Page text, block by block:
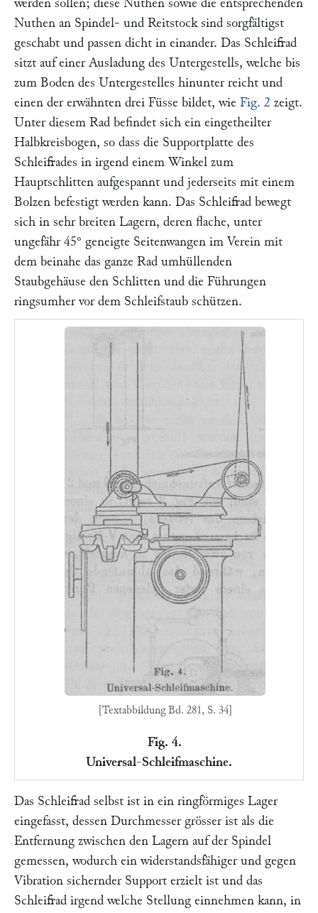
werden sollen; diese Nuthen sowie die entsprechenden
Nuthen an Spindel- und Reitstock sind sorgfältigst
geschabt und passen dicht in einander. Das Schleifrad
sitzt auf einer Ausladung des Untergestells, welche bis
zum Boden des Untergestelles hinunter reicht und
einen der erwähnten drei Füsse bildet, wie Fig. 2 zeigt.
Unter diesem Rad befindet sich ein eingetheilter
Halbkreisbogen, so dass die Supportplatte des
Schleifrades in irgend einem Winkel zum
Hauptschlitten aufgespannt und jederseits mit einem
Bolzen befestigt werden kann. Das Schleifrad bewegt
sich in sehr breiten Lagern, deren flache, unter
ungefähr 45° geneigte Seitenwangen im Verein mit
dem beinahe das ganze Rad umhüllenden
Staubgehäuse den Schlitten und die Führungen
ringsumher vor dem Schleifstaub schützen.
[Textabbildung Bd. 281, S. 34]
Fig. 4.
Universal-Schleifmaschine.
Das Schleifrad selbst ist in ein ringförmiges Lager
eingefasst, dessen Durchmesser grösser ist als die
Entfernung zwischen den Lagern auf der Spindel
gemessen, wodurch ein widerstandsfähiger und gegen
Vibration sichernder Support erzielt ist und das
Schleifrad irgend welche Stellung einnehmen kann, in